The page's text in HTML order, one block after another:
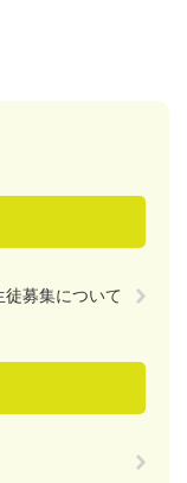
募集について